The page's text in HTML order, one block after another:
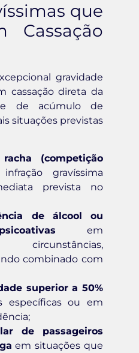
que
Cassação
gravidade
cassação direta da
de acúmulo de
situações previstas
(competição
gravíssima
prevista no
de álcool ou
em
combinado com
superior a 50%
ou em
de passageiros
em situações que